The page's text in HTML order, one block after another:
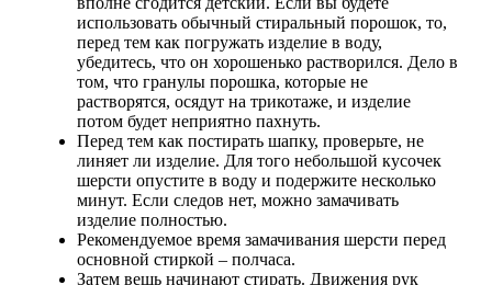
использовать обычный стиральный порошок, то,
перед тем как погружать изделие в воду,
убедитесь, что он хорошенько растворился. Дело в
том, что гранулы порошка, которые не
растворятся, осядут на трикотаже, и изделие
потом будет неприятно пахнуть.
Перед тем как постирать шапку, проверьте, не
линяет ли изделие. Для того небольшой кусочек
шерсти опустите в воду и подержите несколько
минут. Если следов нет, можно замачивать
изделие полностью.
Рекомендуемое время замачивания шерсти перед
основной стиркой – полчаса.
Затем вещь начинают стирать. Движения рук